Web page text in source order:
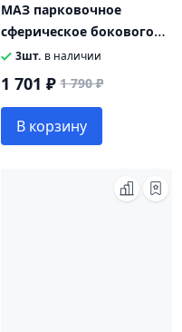
МАЗ парковочное
сферическое бокового
обзора 318х178 СКАД
458.201.070
3шт. в наличии
1 701 ₽ 1 790 ₽
В корзину